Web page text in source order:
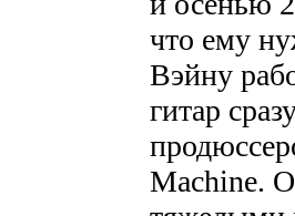
что ему
Вэйну
гитар
Machine.